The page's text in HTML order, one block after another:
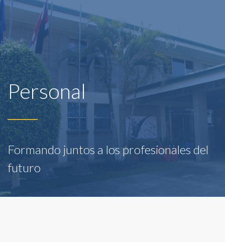
Personal
Formando juntos a los profesionales del
futuro